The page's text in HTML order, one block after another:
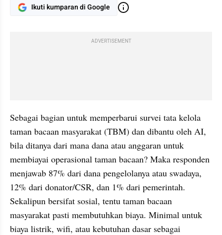
Ikuti kumparan di Google
ADVERTISEMENT
Sebagai bagian untuk memperbarui survei tata kelola
taman bacaan masyarakat (TBM) dan dibantu oleh AI,
bila ditanya dari mana dana atau anggaran untuk
membiayai operasional taman bacaan? Maka responden
menjawab 87% dari dana pengelolanya atau swadaya,
12% dari donator/CSR, dan 1% dari pemerintah.
Sekalipun bersifat sosial, tentu taman bacaan
masyarakat pasti membutuhkan biaya. Minimal untuk
biaya listrik, wifi, atau kebutuhan dasar sebagai